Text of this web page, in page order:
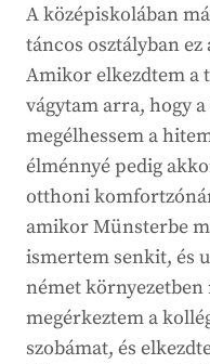
A középiskolában
táncos osztályban
Amikor elkezdtem a
vágytam arra, hogy
megélhessem a
élménnyé pedig
otthoni
amikor Münsterbe
ismertem senkit, és
német
megérkeztem a
szobámat, és